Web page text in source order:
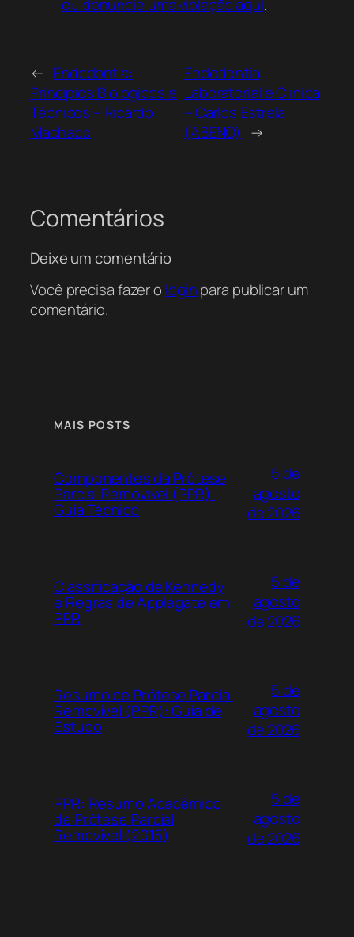
ou denuncie uma violação aqui.
← Endodontia:
Princípios Biológicos e
Técnicos – Ricardo
Machado
Endodontia
Laboratorial e Clínica
– Carlos Estrela
(ABENO)
→
Comentários
Deixe um comentário
Você precisa fazer o loginpara publicar um
comentário.
MAIS POSTS
Componentes da Prótese
Parcial Removível (PPR):
Guia Técnico
5 de
agosto
de 2026
Classificação de Kennedy
e Regras de Applegate em
PPR
5 de
agosto
de 2026
Resumo de Prótese Parcial
Removível (PPR): Guia de
Estudo
5 de
agosto
de 2026
PPR: Resumo Acadêmico
de Prótese Parcial
Removível (2015)
5 de
agosto
de 2026